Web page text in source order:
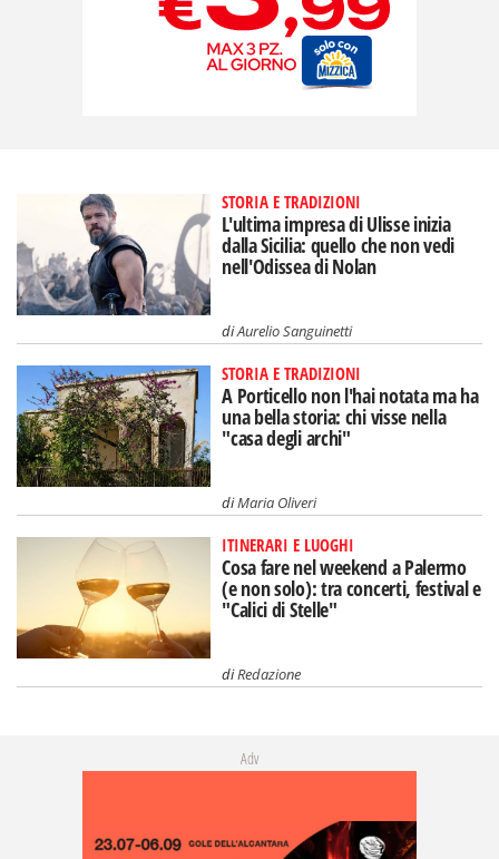
STORIA E TRADIZIONI
L'ultima impresa di Ulisse inizia
dalla Sicilia: quello che non vedi
nell'Odissea di Nolan
diAurelio Sanguinetti
STORIA E TRADIZIONI
A Porticello non l'hai notata ma ha
una bella storia: chi visse nella
"casa degli archi"
diMaria Oliveri
ITINERARI E LUOGHI
Cosa fare nel weekend a Palermo
(e non solo): tra concerti, festival e
"Calici di Stelle"
diRedazione
Adv